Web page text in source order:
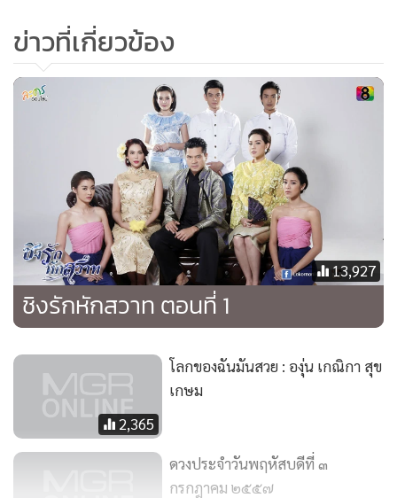
"ลูกหาญข้าโตเป็นผู้ใหญ่แล้ว ถึงเวลาที่ข้าจะหากุลสตรีคู่ควร ลูก
หลานน้ำพระยา มาเป็นศรีภรรยาแก่ลูกหาญ พวกเอ็งว่าดีไหม นัง
ดาว นังเดือน"
เดือน เจียมตัวลงอย่างมากบอกกับหาญว่า
"บ่าวเป็นลูกทาส จะทำการใดๆก็เพื่อรับใช้เจ้านายของตนเท่านั้น
และบ่าวก็จะยินดียิ่งนักหากได้เห็นคุณหาญรับมาลัยรักจากแม่
หญิงที่คู่ควรกับคุณหาญเจ้าค่ะ"
เดือนสบตา ยิ้ม จริงใจ เทิดทูน แต่แฝงความห่างเหินอย่างทาสที่
ไม่อาจเอื้อมกับเจ้านาย เดือนเก็บตะกร้าผ้าแล้วเดินจากไป
หาญยืนงงอยู่เพียงลำพัง
อีกมุมหนึ่ง เดือนพ้นราวตากผ้ามา เจอดาวมาดักอยู่ เดือนตกใจ
"ทำไมเอ็งต้องตกใจด้วยนังเดือน"
"เอ็งตกใจเพราะเอ็งมีเรื่องปิดบังข้าใช่ไหม เมื่อกี๊เอ็งคุยกับใคร
คุณหาญเหรอ"
ข่าวที่เกี่ยวข้อง
13,927
ชิงรักหักสวาท ตอนที่ 1
2,365
โลกของฉันมันสวย : องุ่น เกณิกา สุข
เกษม
ดวงประจำวันพฤหัสบดีที่ ๓
กรกฎาคม ๒๕๕๗